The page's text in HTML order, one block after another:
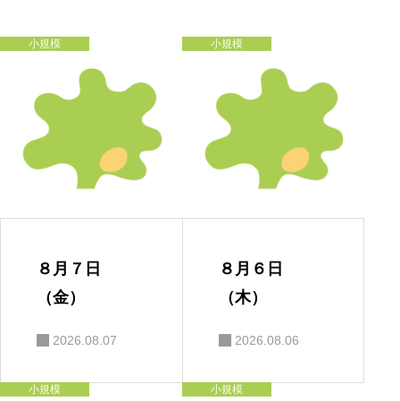
小規模
８月７日
（金）
2026.08.07
小規模
８月６日
（木）
2026.08.06
小規模 小規模